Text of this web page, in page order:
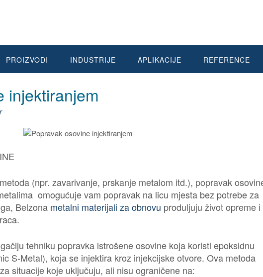
PROIZVODI INDUSTRIJE APLIKACIJE REFERENCE
injektiranjem
(npr. zavarivanje, prskanje metalom itd.), popravak
omogućuje vam popravak na licu mjesta bez potrebe za
Belzona metalni materijali za obnovu produljuju život opreme i
tehniku ​​popravka istrošene osovine koja koristi epoksidnu
S-Metal), koja se injektira kroz injekcijske otvore. Ova metoda
situacije koje uključuju, ali nisu ograničene na: